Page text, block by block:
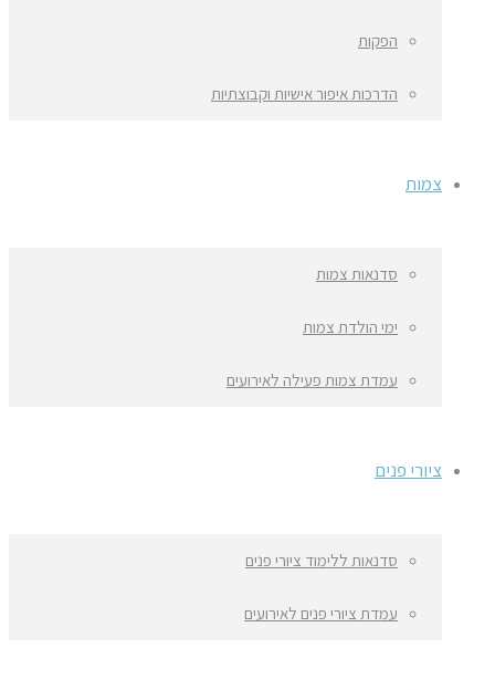
הפקות
הדרכות איפור אישיות וקבוצתיות
צמות
סדנאות צמות
ימי הולדת צמות
עמדת צמות פעילה לאירועים
ציורי פנים
סדנאות ללימוד ציורי פנים
עמדת ציורי פנים לאירועים